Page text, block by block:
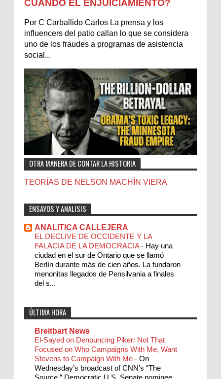
CUÁNDO EL ENJUICIAMIENTO?
Por C Carballido Carlos La prensa y los
influencers del patio callan lo que se considera
uno de los fraudes a programas de asistencia
social...
OTRA MANERA DE CONTAR LA HISTORIA
TEORÍAS DE NELSON MACHÍN VIERA
ENSAYOS Y ANALISIS
ANALITICA CALLEJERA
EL DECLIVE DE OCCIDENTE Y LA
FALACIA DE LA DEMOCRACIA- Hay una
ciudad en el sur de Ontario que se llamó
Berlín durante más de cien años. La fundaron
menonitas llegados de Pensilvania a finales
del s...
ÚLTIMA HORA
Breitbart News
El-Sayed on Denouncing Piker: Not That
Focused on Who Campaigns With Me, Want
Stevens to Campaign With Me - On
Wednesday’s broadcast of CNN’s “The